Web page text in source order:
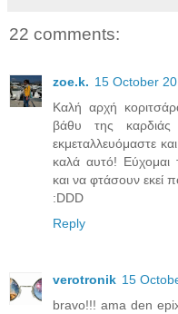
22 comments:
zoe.k. 15 October
Καλή αρχή
βάθυ της
εκμεταλλευόμαστε
καλά αυτό! Εύχομαι
και να φτάσουν εκεί
:DDD
Reply
verotronik 15
bravo!!! ama den